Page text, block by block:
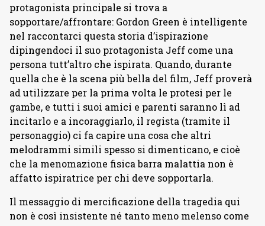
protagonista principale si trova a
sopportare/affrontare: Gordon Green è intelligente
nel raccontarci questa storia d’ispirazione
dipingendoci il suo protagonista Jeff come una
persona tutt’altro che ispirata. Quando, durante
quella che è la scena più bella del film, Jeff proverà
ad utilizzare per la prima volta le protesi per le
gambe, e tutti i suoi amici e parenti saranno lì ad
incitarlo e a incoraggiarlo, il regista (tramite il
personaggio) ci fa capire una cosa che altri
melodrammi simili spesso si dimenticano, e cioè
che la menomazione fisica barra malattia non è
affatto ispiratrice per chi deve sopportarla.
Il messaggio di mercificazione della tragedia qui
non è così insistente né tanto meno melenso come